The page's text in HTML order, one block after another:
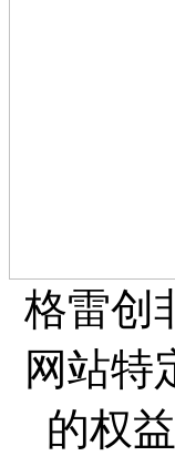
格雷创
网站特
的权